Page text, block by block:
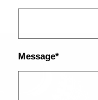
Message*